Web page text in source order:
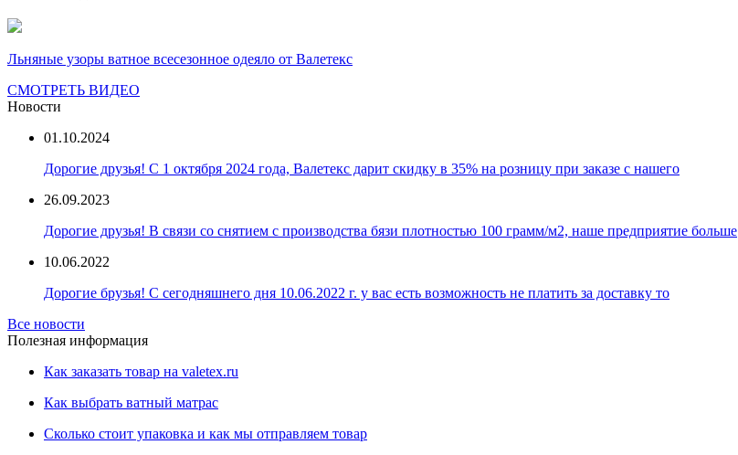
Льняные узоры ватное всесезонное одеяло от Валетекс
СМОТРЕТЬ ВИДЕО
Новости
01.10.2024
Дорогие друзья! С 1 октября 2024 года, Валетекс дарит скидку в 35% на розницу при заказе с нашего
26.09.2023
Дорогие друзья! В связи со снятием с производства бязи плотностью 100 грамм/м2, наше предприятие больше
10.06.2022
Дорогие брузья! С сегодняшнего дня 10.06.2022 г. у вас есть возможность не платить за доставку то
Все новости
Полезная информация
Как заказать товар на valetex.ru
Как выбрать ватный матрас
Сколько стоит упаковка и как мы отправляем товар